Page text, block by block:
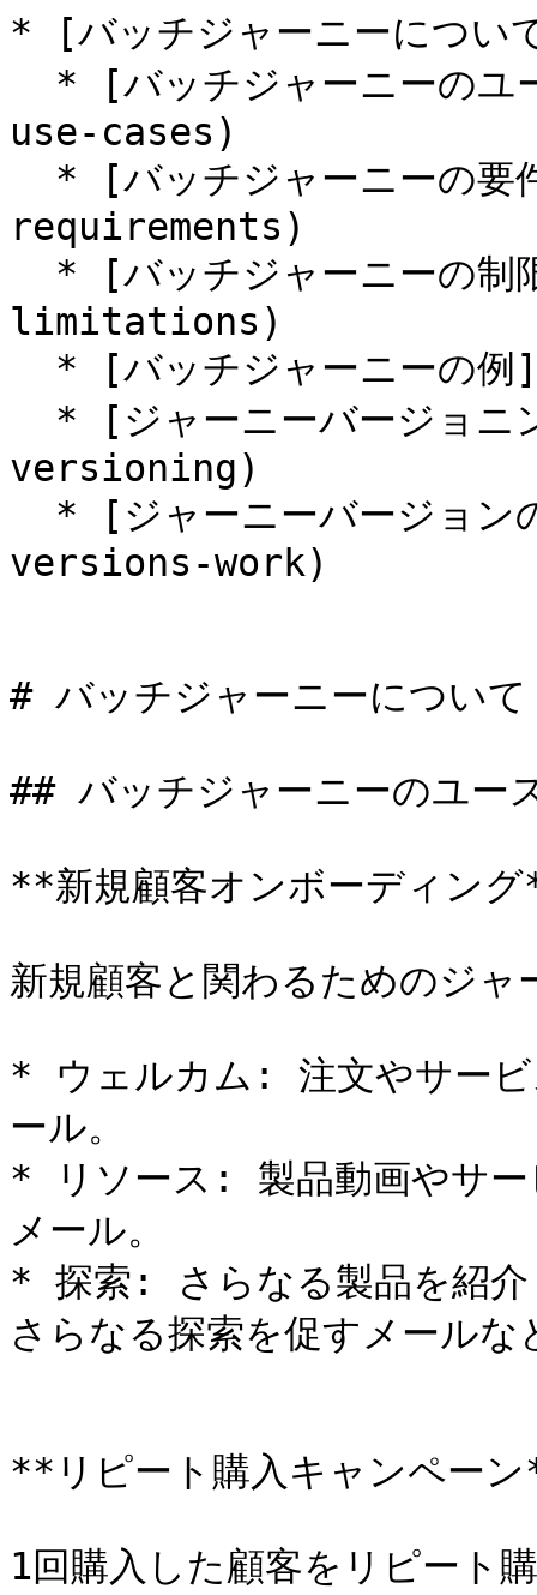
* [バッチジャーニーにつ
use-cases)
requirements)
limitations)
versioning)
versions-work)
# バッチジャーニーについて
## バッチジャーニーのユー
**新規顧客オンボーディン
新規顧客と関わるためのジ
* ウェルカム: 注文やサービ
ール。
* リソース: 製品動画やサー
メール。
* 探索: さらなる製品を紹介
さらなる探索を促すメールな
**リピート購入キャンペー
1回購入した顧客をリピート